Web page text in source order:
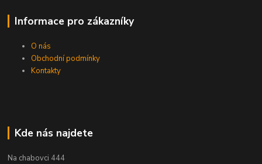
Informace pro zákazníky
O nás
Obchodní podmínky
Kontakty
Kde nás najdete
Na chabovci 444